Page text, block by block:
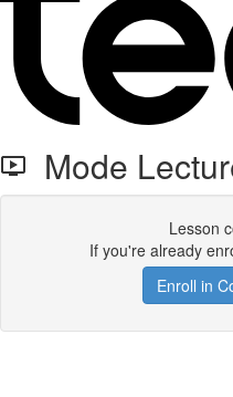
Mode
Lesson
If you're already
Enroll in